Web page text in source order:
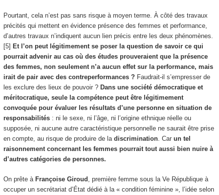
Pourtant, cela n’est pas sans risque à moyen terme. À côté des travaux
précités qui mettent en évidence présence des femmes et performance,
d’autres travaux n’indiquent aucun lien précis entre les deux phénomènes.
[5] Et l’on peut légitimement se poser la question de savoir ce qui
pourrait advenir au cas où des études prouveraient que la présence
des femmes, non seulement n’a aucun effet sur la performance, mais
irait de pair avec des contreperformances ?Faudrait-il s’empresser de
les exclure des lieux de pouvoir ? Dans une société démocratique et
méritocratique, seule la compétence peut être légitimement
convoquée pour évaluer les résultats d’une personne en situation de
responsabilités: ni le sexe, ni l’âge, ni l’origine ethnique réelle ou
supposée, ni aucune autre caractéristique personnelle ne saurait être prise
en compte, au risque de produire de la discrimination. Car un tel
raisonnement concernant les femmes pourrait tout aussi bien nuire à
d’autres catégories de personnes.
On prête à Françoise Giroud , première femme sous la Ve République à
occuper un secrétariat d’État dédié à la « condition féminine », l’idée selon